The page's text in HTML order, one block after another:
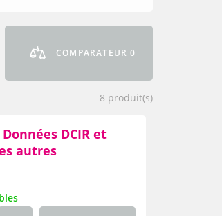
COMPARATEUR0
8 produit(s)
Données DCIR et
autres
la CNAM